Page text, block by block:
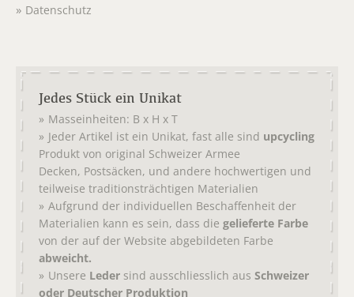
Datenschutz
Jedes Stück ein Unikat
Masseinheiten: B x H x T
Jeder Artikel ist ein Unikat, fast alle sind upcycling
Produkt von original Schweizer Armee
Decken, Postsäcken, und andere hochwertigen und
teilweise traditionsträchtigen Materialien
Aufgrund der individuellen Beschaffenheit der
Materialien kann es sein, dass die gelieferte Farbe
von der auf der Website abgebildeten Farbe
abweicht.
Unsere Leder sind ausschliesslich aus Schweizer
oder Deutscher Produktion